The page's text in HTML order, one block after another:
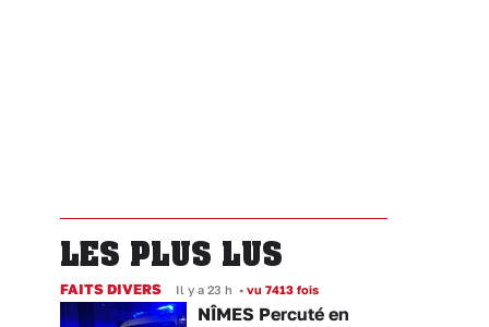
LES PLUS LUS
FAITS DIVERS Il y a 23 h • vu 7413 fois
NÎMES Percuté en